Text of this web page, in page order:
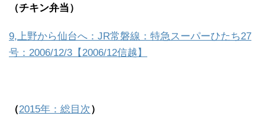
（チキン弁当）
9,上野から仙台へ：JR常磐線：特急スーパーひたち27
号：2006/12/3【2006/12信越】
（2015年：総目次）